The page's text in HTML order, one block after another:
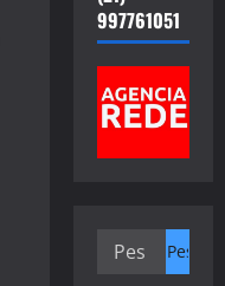
997761051
Pesquisar